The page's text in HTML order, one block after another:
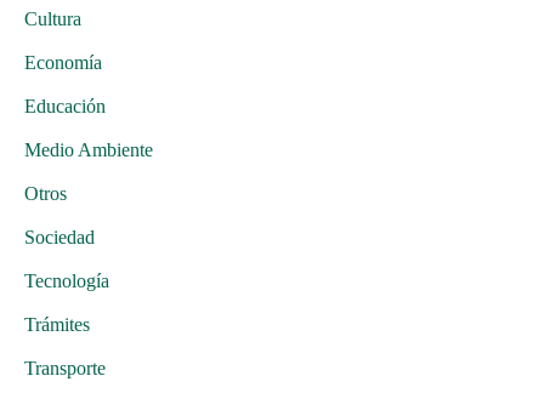
Cultura
Economía
Educación
Medio Ambiente
Otros
Sociedad
Tecnología
Trámites
Transporte